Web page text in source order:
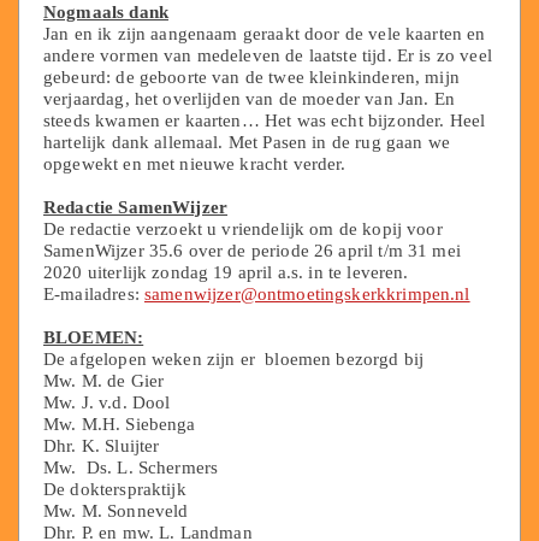
Nogmaals dank
Jan en ik zijn aangenaam geraakt door de vele kaarten en
andere vormen van medeleven de laatste tijd. Er is zo veel
gebeurd: de geboorte van de twee kleinkinderen, mijn
verjaardag, het overlijden van de moeder van Jan. En
steeds kwamen er kaarten… Het was echt bijzonder. Heel
hartelijk dank allemaal. Met Pasen in de rug gaan we
opgewekt en met nieuwe kracht verder.
Redactie SamenWijzer
De redactie verzoekt u vriendelijk om de kopij voor
SamenWijzer 35.6 over de periode 26 april t/m 31 mei
2020 uiterlijk zondag 19 april a.s. in te leveren.
E-mailadres: samenwijzer@ontmoetingskerkkrimpen.nl
BLOEMEN:
De afgelopen weken zijn er bloemen bezorgd bij
Mw. M. de Gier
Mw. J. v.d. Dool
Mw. M.H. Siebenga
Dhr. K. Sluijter
Mw. Ds. L. Schermers
De dokterspraktijk
Mw. M. Sonneveld
Dhr. P. en mw. L. Landman